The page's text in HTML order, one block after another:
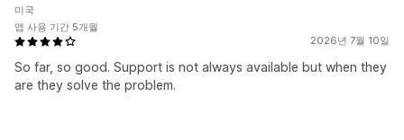
2026년 7월 10일
So far, so good. Support is not always available but when they
are they solve the problem.
미국
앱 사용 기간 5개월